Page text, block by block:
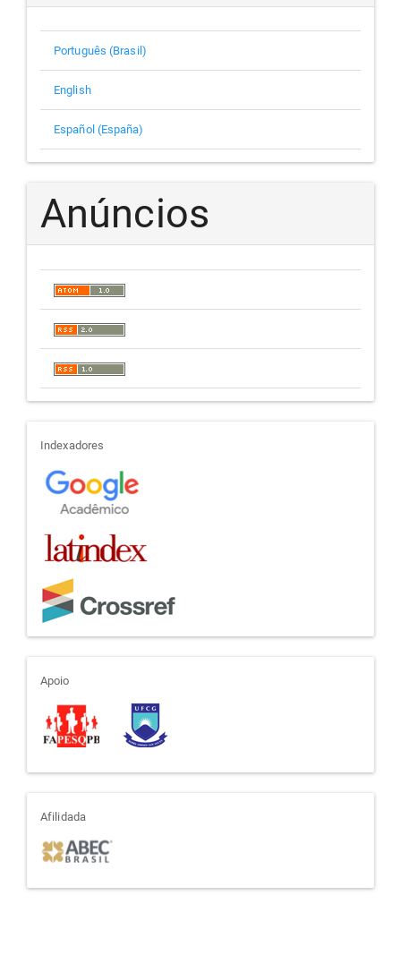
Português (Brasil)
English
Español (España)
Anúncios
indexadores
Indexadores
apoio
Apoio
afiliada
Afilidada